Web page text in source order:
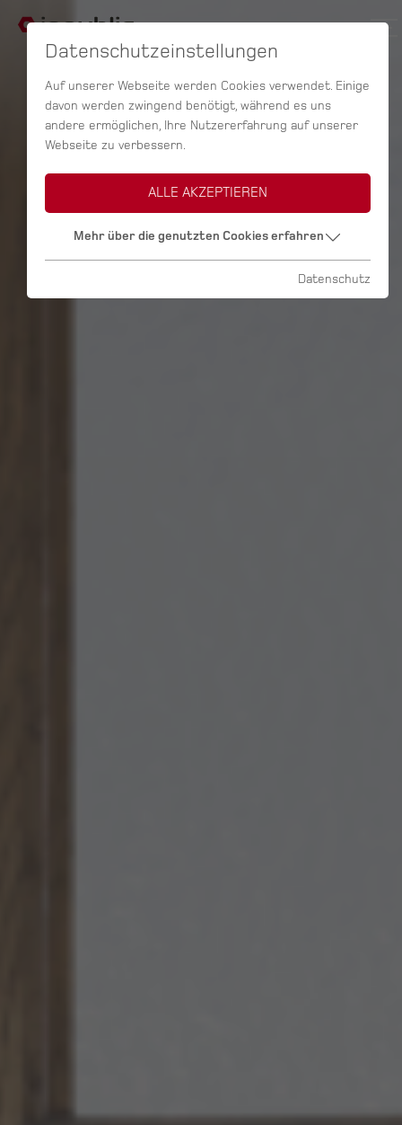
Datenschutzeinstellungen
Auf unserer Webseite werden Cookies verwendet. Einige
davon werden zwingend benötigt, während es uns
andere ermöglichen, Ihre Nutzererfahrung auf unserer
Webseite zu verbessern.
ALLE AKZEPTIEREN
Mehr über die genutzten Cookies erfahren
Datenschutz